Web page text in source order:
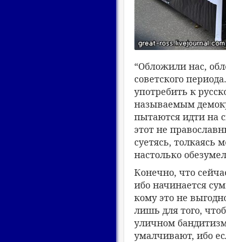
“Обложили нас,
советского
употребить к
называемым
пытаются идти на
этот не
суетясь, толкаясь
настолько
Конечно, что
ибо начинается
кому это не
лишь для того,
уличном
умалчивают, ибо